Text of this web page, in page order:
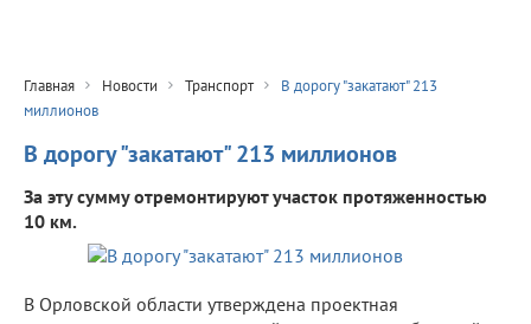
Главная Новости Транспорт
В дорогу "закатают" 213
миллионов
В дорогу "закатают" 213 миллионов
За эту сумму отремонтируют участок протяженностью
10 км.
В Орловской области утверждена проектная